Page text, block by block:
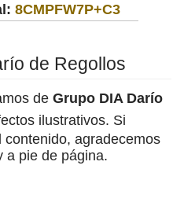
8CMPFW7P+C3
de Regollos
de Grupo DIA Darío
ilustrativos. Si
agradecemos
a pie de página.